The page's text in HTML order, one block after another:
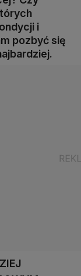
i
pozbyć się